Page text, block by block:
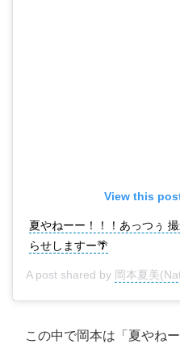
View this
夏やねーー！！！あっつぅ
らせしますー🌴
A post shared by 岡本夏美
この中で岡本は「夏やね